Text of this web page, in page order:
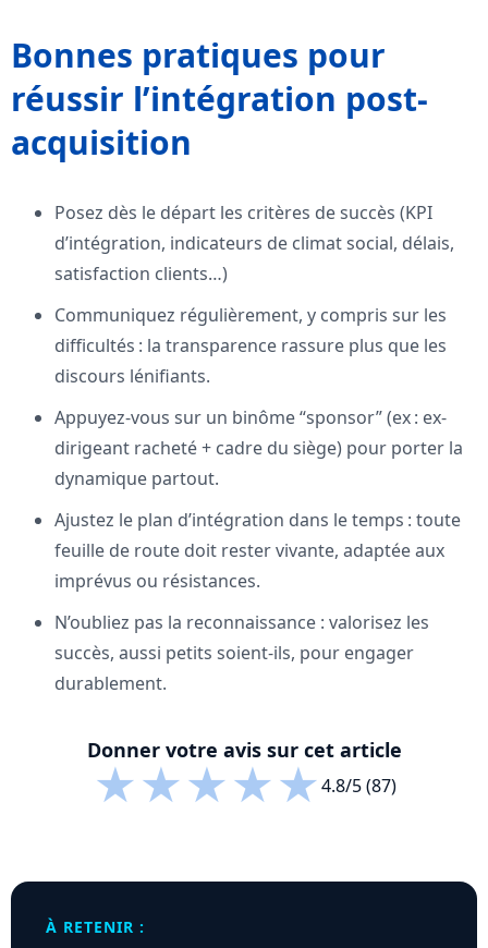
Bonnes pratiques pour
réussir l’intégration post-
acquisition
Posez dès le départ les critères de succès (KPI
d’intégration, indicateurs de climat social, délais,
satisfaction clients…)
Communiquez régulièrement, y compris sur les
difficultés : la transparence rassure plus que les
discours lénifiants.
Appuyez-vous sur un binôme “sponsor” (ex : ex-
dirigeant racheté + cadre du siège) pour porter la
dynamique partout.
Ajustez le plan d’intégration dans le temps : toute
feuille de route doit rester vivante, adaptée aux
imprévus ou résistances.
N’oubliez pas la reconnaissance : valorisez les
succès, aussi petits soient-ils, pour engager
durablement.
Donner votre avis sur cet article
★★★★★4.8/5 (87)
À RETENIR :